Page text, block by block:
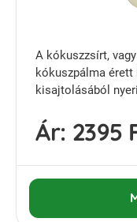
A kókuszzsírt,
kókuszpálma
kisajtolásából
Ár: 2395